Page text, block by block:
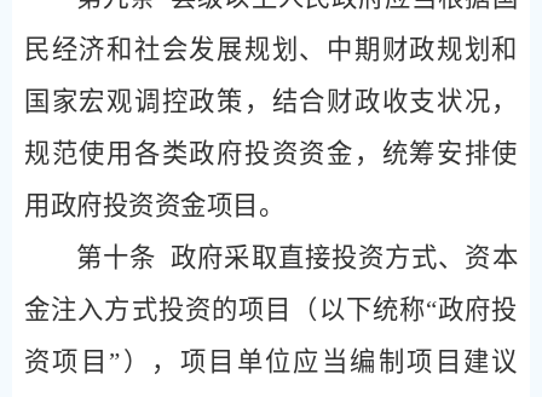
民经济和社会发展规划、中期财政规划和
国家宏观调控政策，结合财政收支状况，
规范使用各类政府投资资金，统筹安排使
用政府投资资金项目。
第十条 政府采取直接投资方式、资本
金注入方式投资的项目（以下统称“政府投
资项目”），项目单位应当编制项目建议